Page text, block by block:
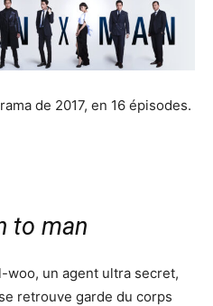
de 2017, en 16 épisodes.
to man
woo, un agent ultra secret,
retrouve garde du corps